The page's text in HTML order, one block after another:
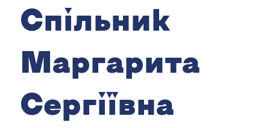
Спільник
Маргарита
Сергіївна